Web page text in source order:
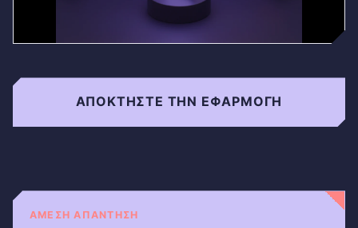
ΑΠΟΚΤΉΣΤΕ ΤΗΝ ΕΦΑΡΜΟΓΉ
ΆΜΕΣΗ ΑΠΆΝΤΗΣΗ